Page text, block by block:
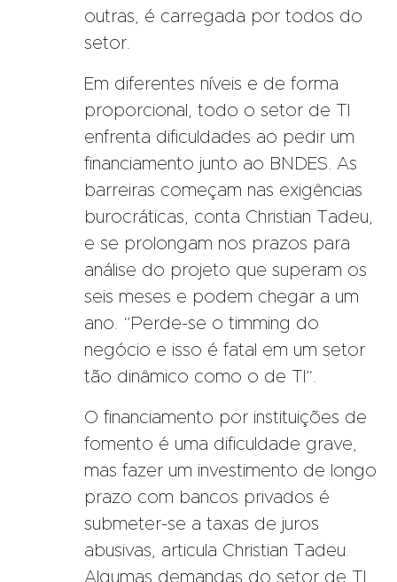
outras, é carregada por todos do
setor.
Em diferentes níveis e de forma
proporcional, todo o setor de TI
enfrenta dificuldades ao pedir um
financiamento junto ao BNDES. As
barreiras começam nas exigências
burocráticas, conta Christian Tadeu,
e se prolongam nos prazos para
análise do projeto que superam os
seis meses e podem chegar a um
ano. “Perde-se o timming do
negócio e isso é fatal em um setor
tão dinâmico como o de TI”.
O financiamento por instituições de
fomento é uma dificuldade grave,
mas fazer um investimento de longo
prazo com bancos privados é
submeter-se a taxas de juros
abusivas, articula Christian Tadeu.
Algumas demandas do setor de TI